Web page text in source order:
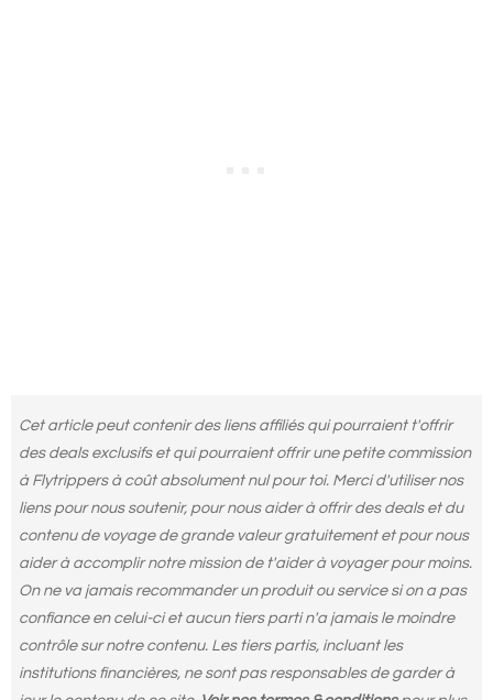
Cet article peut contenir des liens affiliés qui pourraient t'offrir
des deals exclusifs et qui pourraient offrir une petite commission
à Flytrippers à coût absolument nul pour toi. Merci d'utiliser nos
liens pour nous soutenir, pour nous aider à offrir des deals et du
contenu de voyage de grande valeur gratuitement et pour nous
aider à accomplir notre mission de t'aider à voyager pour moins.
On ne va jamais recommander un produit ou service si on a pas
confiance en celui-ci et aucun tiers parti n'a jamais le moindre
contrôle sur notre contenu. Les tiers partis, incluant les
institutions financières, ne sont pas responsables de garder à